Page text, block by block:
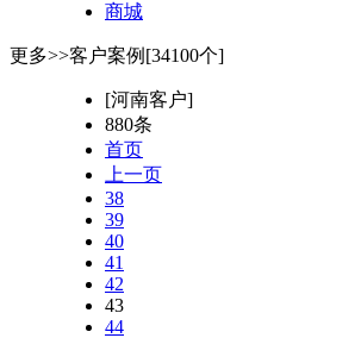
商城
更多>>客户案例[34100个]
[河南客户]
880条
首页
上一页
38
39
40
41
42
43
44